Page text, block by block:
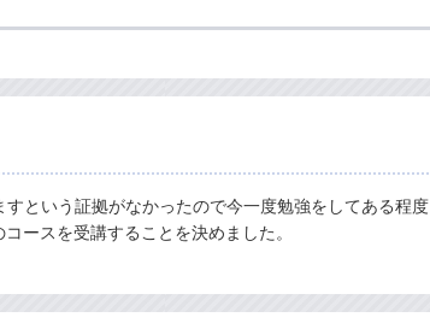
という証拠がなかったので今一度勉強をしてある程度
ースを受講することを決めました。